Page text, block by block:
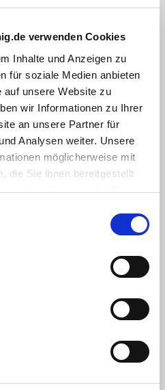
verwenden Cookies
Inhalte und Anzeigen zu
für soziale Medien anbieten
auf unsere Website zu
wir Informationen zu Ihrer
an unsere Partner für
Analysen weiter. Unsere
möglicherweise mit
die Sie ihnen bereitgestellt
Ihrer Nutzung der Dienste
weiterhin nutzen.
Zoll-Touchscreen mit Smartphone-
umfangreiche Ausstattung mit
System, Panoramadach und einer
wie Notbremsassistent,
und adaptiver
ATTO 3 überzeugt nicht nur durch
Fahrkomfort und smarte
Reichweite und Fahrspaß